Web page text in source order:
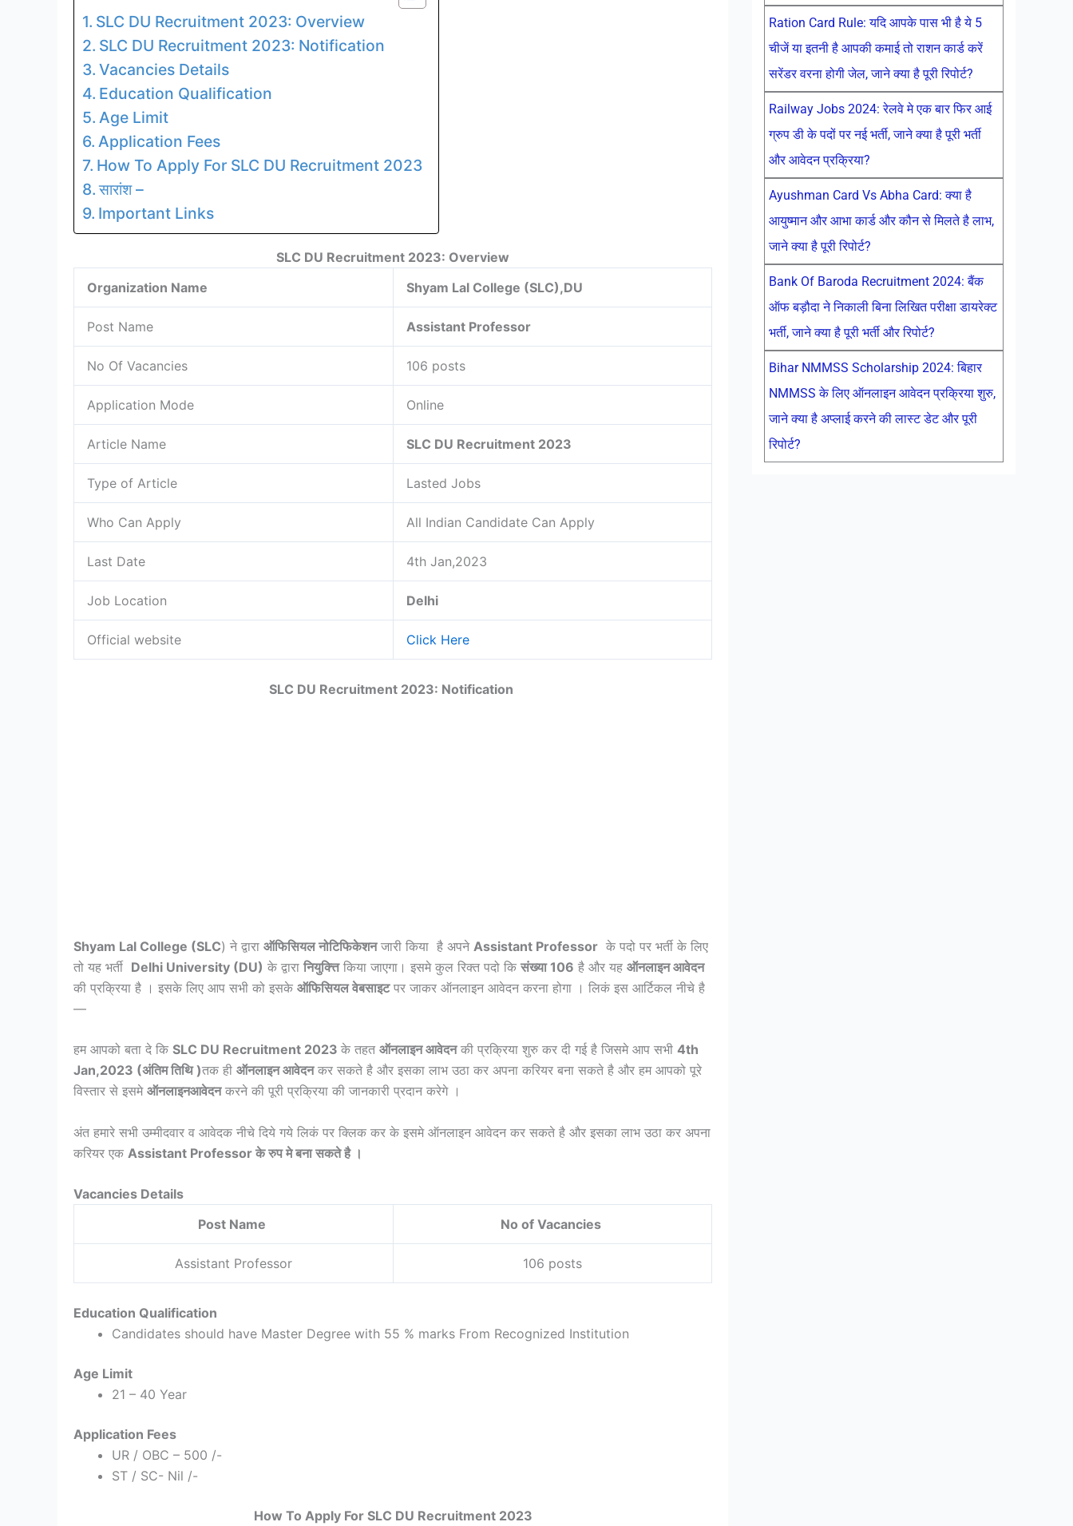
SLC DU Recruitment 2023: Overview
SLC DU Recruitment 2023: Notification
Vacancies Details
Education Qualification
Age Limit
Application Fees
How To Apply For SLC DU Recruitment 2023
सारांश –
Important Links
SLC DU Recruitment 2023: Overview
Organization Name
Shyam Lal College (SLC),DU
Post Name Assistant Professor
No Of Vacancies 106 posts
Application Mode Online
Article Name SLC DU Recruitment 2023
Type of Article Lasted Jobs
Who Can Apply All Indian Candidate Can Apply
Last Date 4th Jan,2023
Job Location Delhi
Official website Click Here
SLC DU Recruitment 2023: Notification
Shyam Lal College (SLC) ने द्वारा ऑफिसियल नोटिफिकेशनजारी किया है अपने Assistant Professor के पदो पर भर्ती के लिए
तो यह भर्ती Delhi University (DU) के द्वारा नियुक्त्तिकिया जाएगा। इसमे कुल रिक्त पदो कि संख्या 106 है और यह ऑनलाइन आवेदन
की प्रक्रिया है । इसके लिए आप सभी को इसके ऑफिसियल वेबसाइटपर जाकर ऑनलाइन आवेदन करना होगा । लिकं इस आर्टिकल नीचे है
—
हम आपको बता दे कि SLC DU Recruitment 2023 के तहत ऑनलाइन आवेदनकी प्रक्रिया शुरु कर दी गई है जिसमे आप सभी 4th
Jan,2023 (अंतिम तिथि )तक ही ऑनलाइन आवेदनकर सकते है और इसका लाभ उठा कर अपना करियर बना सकते है और हम आपको पूरे
विस्तार से इसमे ऑनलाइनआवेदनकरने की पूरी प्रक्रिया की जानकारी प्रदान करेगे ।
अंत हमारे सभी उम्मीदवार व आवेदक नीचे दिये गये लिकं पर क्लिक कर के इसमे ऑनलाइन आवेदन कर सकते है और इसका लाभ उठा कर अपना
करियर एक Assistant Professor के रुप मे बना सकते है ।
Vacancies Details
Post Name
No of Vacancies
Assistant Professor 106 posts
Education Qualification
Candidates should have Master Degree with 55 % marks From Recognized Institution
Age Limit
21 – 40 Year
Application Fees
UR / OBC – 500 /-
ST / SC- Nil /-
How To Apply For SLC DU Recruitment 2023
Ration Card Rule: यदि आपके पास भी है ये 5
चीजें या इतनी है आपकी कमाई तो राशन कार्ड करें
सरेंडर वरना होगी जेल, जाने क्या है पूरी रिपोर्ट?
Railway Jobs 2024: रेलवे मे एक बार फिर आई
ग्रुप डी के पदों पर नई भर्ती, जाने क्या है पूरी भर्ती
और आवेदन प्रक्रिया?
Ayushman Card Vs Abha Card: क्या है
आयुष्मान और आभा कार्ड और कौन से मिलते है लाभ,
जाने क्या है पूरी रिपोर्ट?
Bank Of Baroda Recruitment 2024: बैंक
ऑफ बड़ौदा ने निकाली बिना लिखित परीक्षा डायरेक्ट
भर्ती, जाने क्या है पूरी भर्ती और रिपोर्ट?
Bihar NMMSS Scholarship 2024: बिहार
NMMSS के लिए ऑनलाइन आवेदन प्रक्रिया शुरु,
जाने क्या है अप्लाई करने की लास्ट डेट और पूरी
रिपोर्ट?